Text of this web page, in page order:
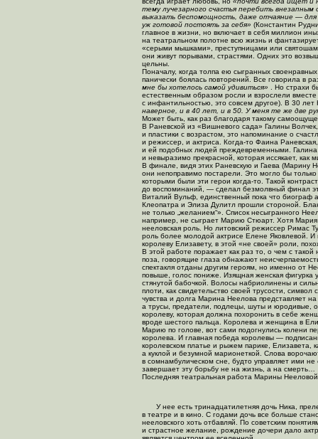
тему лучезарного счастья перебить
выказать беспомощность, даже отчаяние —
уж готовой постоять за себя» (Константин
главное в жизни, но включает в себя миллион
на театральном полотне всю жизнь и
«серыми мышками», преступницами или
они живут порывами, страстями. Одних это
цельны.
Поначалу, когда толпа ею сыгранных
панически боялась повторений. Все говорила в
мне бы хотелось самой удивиться»
. Но страхи
естественным образом росли и взрослели
с инфантильностью, это совсем другое). В 30
наверное, и в 40 лет, и в 50. У меня те же две
Может быть, как раз благодаря такому
В Раневской из «Вишневого сада» Галины
и пластики с возрастом, это напоминание о
и режиссер, и актриса. Когда-то Фаина
и ей подобных людей преждевременными. Галина
и невыразимо прекрасной, которая иссякает,
В финале, видя этих Раневскую и Гаева (Марину
они непоправимо постарели. Это могло бы
которыми были эти герои когда-то . Такой
до воспоминаний, — сделал безмолвный финал
Виталий Вульф, единственный пока что
Клеопатра и Элиза Дулитл прошли стороной.
не только „желанием“». Список несыгранного
например, не сыграет Марию Стюарт. Хотя Мария
нееловская роль. Но литовский режиссер Римас
роль более молодой актрисе Елене Яковлевой. И
королеву Елизавету, в этой «не своей» роли,
В этой работе поражает как раз то, о чем с
поза, говорящие глаза обнажают
спектакля отданы другим героям, но именно от
повыше, голос пониже. Изящная женская фигурка
стянутой бабочкой. Волосы набриолинены и
плоти, как свидетельство своей трусости,
чувства и долга Марина Неелова представляет
а трусы, предатели, подлецы, шуты и юродивые,
королеву, которая должна похоронить в себе
вроде шестого пальца. Королева и женщина в
Марию по голове, вот сами подогнулись колени
королева. И главная победа королевы —
королевском платье и рыжем парике,
а куклой и безумной марионеткой. Слова
в сомнамбулическом сне, будто управляет ими
завершает эту борьбу не на жизнь, а на смерть…
Последняя театральная работа Марины
У нее есть тринадцатилетняя дочь Ника,
в театре и в кино. С годами дочь все больше
нееловского хоть отбавляй. По советским
и страстное желание, рождение дочери дало